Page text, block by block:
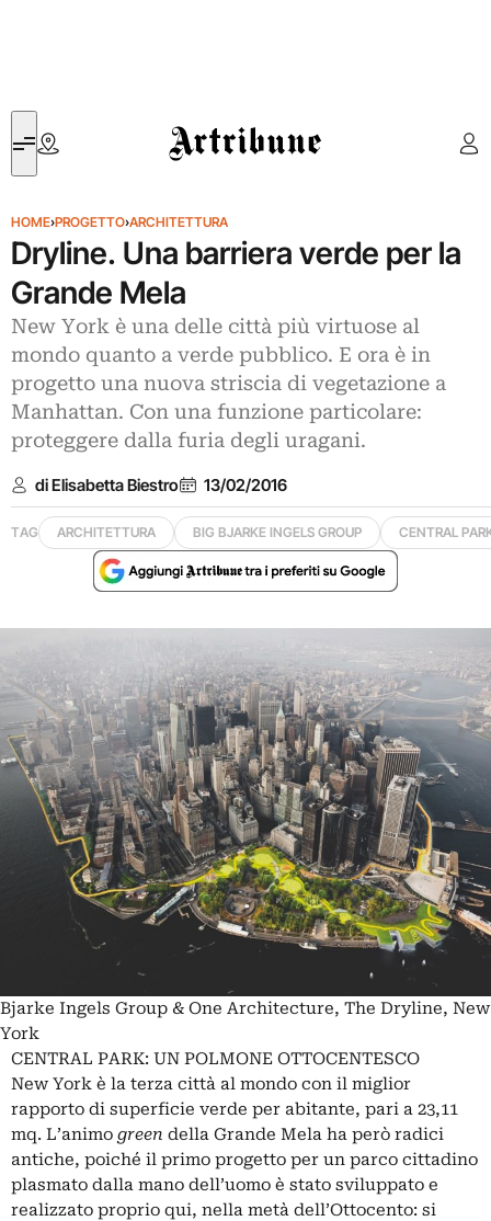
Artribune
HOME›PROGETTO›ARCHITETTURA
Dryline. Una barriera verde per la
Grande Mela
New York è una delle città più virtuose al
mondo quanto a verde pubblico. E ora è in
progetto una nuova striscia di vegetazione a
Manhattan. Con una funzione particolare:
proteggere dalla furia degli uragani.
di Elisabetta Biestro 13/02/2016
TAG ARCHITETTURA BIG BJARKE INGELS GROUP CENTRAL
Bjarke Ingels Group & One Architecture, The Dryline, New
York
CENTRAL PARK: UN POLMONE OTTOCENTESCO
New York è la terza città al mondo con il miglior
rapporto di superficie verde per abitante, pari a 23,11
mq. L’animo green della Grande Mela ha però radici
antiche, poiché il primo progetto per un parco cittadino
plasmato dalla mano dell’uomo è stato sviluppato e
realizzato proprio qui, nella metà dell’Ottocento: si